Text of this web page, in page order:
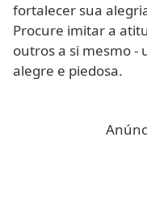
fortalecer sua
Procure imitar a
outros a si mesmo -
alegre e piedosa.